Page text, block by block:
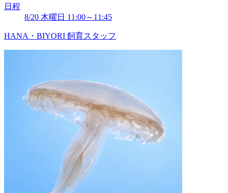
日程
8/20 木曜日 11:00～11:45
HANA・BIYORI 飼育スタッフ